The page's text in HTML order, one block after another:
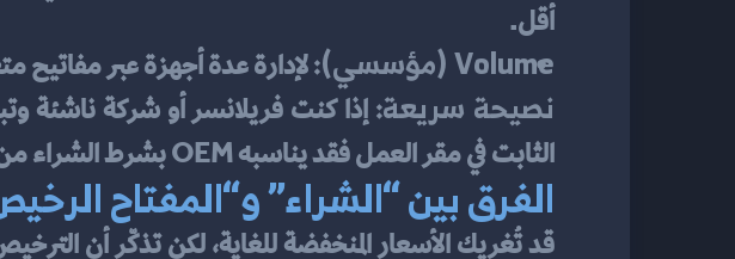
أقل.
Volume (مؤسسي): لإدارة عدة أجهزة عبر
نصيحة سريعة:
الثابت في مقر العمل فقد يناسبه OEM بشرط الشراء من جهة موثوقة تضمن
الفرق بين “الشراء” و“المفتاح